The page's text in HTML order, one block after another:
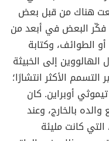
هناك من قبل بعض
فكّر البعض في أبعد من
الطوائف، وكتابة
إلى الخبيثة
الأكثر انتشارًا؛
أوبراين. كان
بالخارج، وعند
كانت مليئة